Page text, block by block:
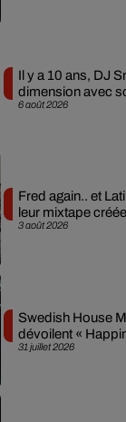
6 août 2026
Il y a 10 ans, DJ
dimension avec
3 août 2026
Fred again.. et
leur mixtape
31 juillet 2026
Swedish House
dévoilent «